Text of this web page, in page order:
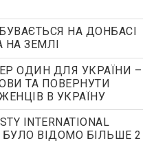
НА ДОНБАСІ
НА ЗЕМЛІ
ОДИН ДЛЯ УКРАЇНИ –
ТА ПОВЕРНУТИ
В УКРАЇНУ
INTERNATIONAL
ВІДОМО БІЛЬШЕ 2